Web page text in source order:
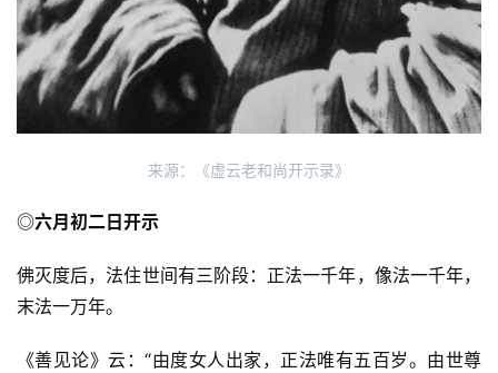
来源：《虚云老和尚开示录》
◎六月初二日开示
佛灭度后，法住世间有三阶段：正法一千年，像法一千年，
末法一万年。
《善见论》云：“由度女人出家，正法唯有五百岁。由世尊